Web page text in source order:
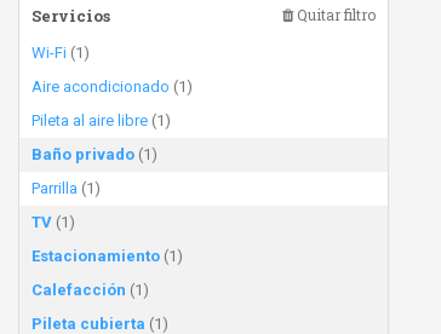
Servicios Quitar filtro
Wi-Fi (1)
Aire acondicionado (1)
Pileta al aire libre (1)
Baño privado (1)
Parrilla (1)
TV (1)
Estacionamiento (1)
Calefacción (1)
Pileta cubierta (1)